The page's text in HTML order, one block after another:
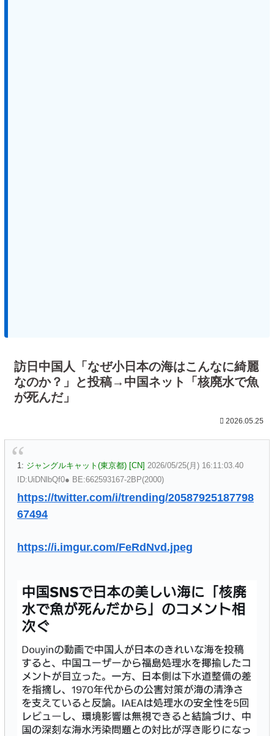
訪日中国人「なぜ小日本の海はこんなに綺麗
なのか？」と投稿→中国ネット「核廃水で魚
が死んだ」
2026.05.25
1: ジャングルキャット(東京都) [CN] 2026/05/25(月) 16:11:03.40
ID:UiDNlbQf0● BE:662593167-2BP(2000)
https://twitter.com/i/trending/20587925187798
67494
https://i.imgur.com/FeRdNvd.jpeg